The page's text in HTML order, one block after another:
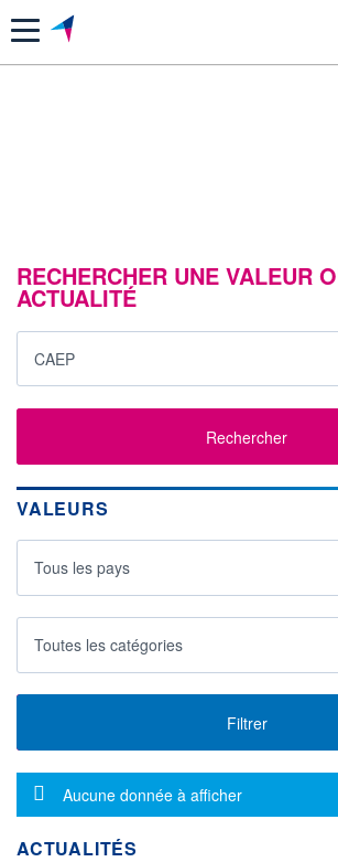
Menu
RECHERCHER UNE VALEUR
ACTUALITÉ
Rechercher
VALEURS
Tous les pays
Toutes les catégories
Filtrer
Message d'information
Aucune donnée à afficher
ACTUALITÉS